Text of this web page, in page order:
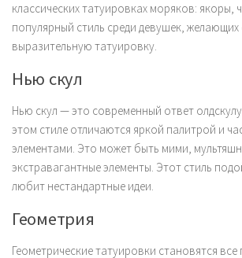
классических татуировках моряков: якоры,
популярный стиль среди девушек, желающих
выразительную татуировку.
Нью скул
Нью скул — это современный ответ
этом стиле отличаются яркой палитрой и
элементами. Это может быть мими,
экстравагантные элементы. Этот стиль
любит нестандартные идеи.
Геометрия
Геометрические татуировки становятся